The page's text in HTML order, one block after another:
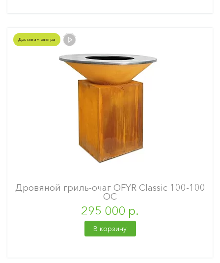
Доставим завтра
Дровяной гриль-очаг OFYR Classic 100-100
OC
295 000 р.
В корзину